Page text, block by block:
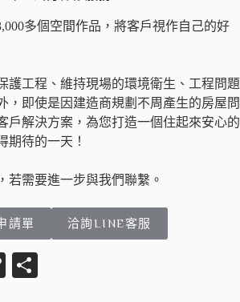
多個空間作品，將客戶視作自己的好
護工程、維持現場的環境衛生、工程問題
，即使是因建造商規劃不周產生的房屋問
戶解決方案，為您打造一個住起來安心的
期待的一天！
若需要進一步與我們聯繫。
請單 洽詢LINE客服
C